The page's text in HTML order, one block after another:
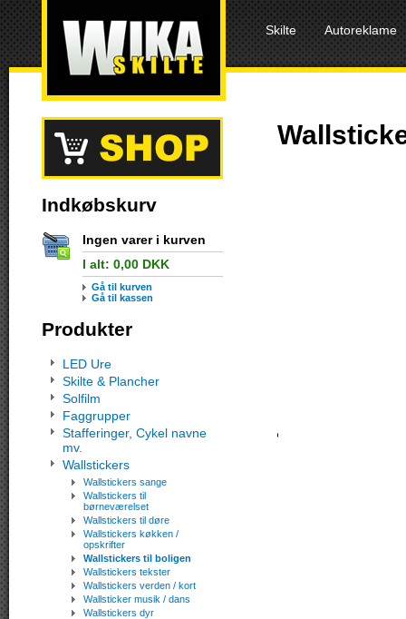
Skilte Autoreklame
Indkøbskurv
Ingen varer i kurven
I alt: 0,00 DKK
Gå til kurven
Gå til kassen
Produkter
LED Ure
Skilte & Plancher
Solfilm
Faggrupper
Stafferinger, Cykel navne
mv.
Wallstickers
Wallstickers sange
Wallstickers til
børneværelset
Wallstickers til døre
Wallstickers køkken /
opskrifter
Wallstickers til boligen
Wallstickers tekster
Wallstickers verden / kort
Wallsticker musik / dans
Wallstickers dyr